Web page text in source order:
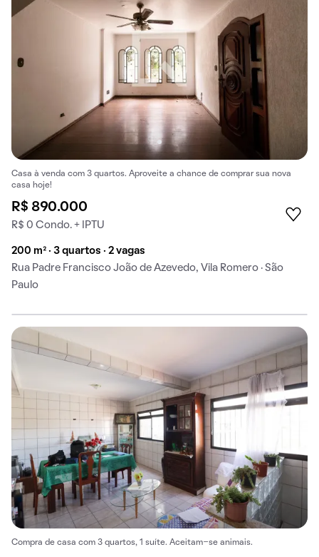
Casa à venda com 3 quartos. Aproveite a chance de comprar sua nova
casa hoje!
R$ 890.000
R$ 0 Condo. + IPTU
200 m² · 3 quartos · 2 vagas
Rua Padre Francisco João de Azevedo, Vila Romero · São
Paulo
Compra de casa com 3 quartos, 1 suíte. Aceitam-se animais.